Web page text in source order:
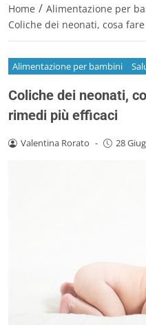
Home / Alimentazione per
Coliche dei neonati, cosa
Alimentazione per bambini
Coliche dei neonati,
rimedi più efficaci
Valentina Rorato - 28